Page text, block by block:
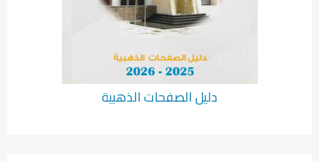
دليل الصفحات الذهبية